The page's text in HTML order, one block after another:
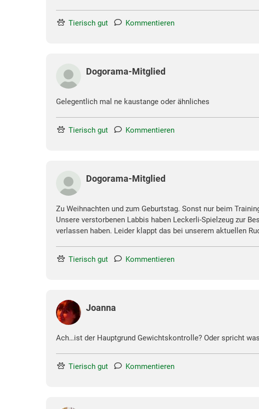
Tierisch gut Kommentieren
Dogorama-Mitglied
Gelegentlich mal ne kaustange oder ähnliches
Tierisch gut Kommentieren
Dogorama-Mitglied
Zu Weihnachten und zum Geburtstag. Sonst nur beim
Unsere verstorbenen Labbis haben Leckerli-Spielzeug zur
verlassen haben. Leider klappt das bei unserem aktuellen
Tierisch gut Kommentieren
Joanna
Ach…ist der Hauptgrund Gewichtskontrolle? Oder spricht
Tierisch gut Kommentieren